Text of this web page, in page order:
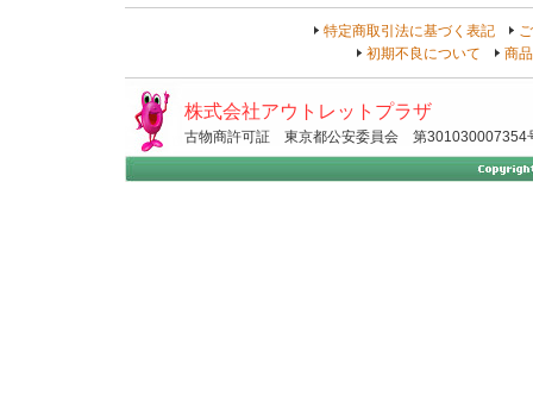
特定商取引法に基づく表記
初期不良について
商
株式会社アウトレットプラザ
古物商許可証 東京都公安委員会 第301030007354